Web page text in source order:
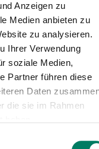
Anzeigen zu
Medien anbieten zu
zu analysieren.
Ihrer Verwendung
soziale Medien,
Partner führen diese
Daten
die sie im Rahmen
gegeben
Zweitstrang-
parallelen
Die
werden oft bei
bei denen